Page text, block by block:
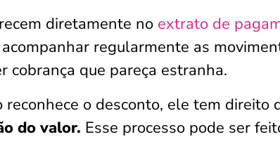
diretamente no extrato de
regularmente as
cobrança que pareça estranha.
reconhece o desconto, ele tem direito
do valor. Esse processo pode ser